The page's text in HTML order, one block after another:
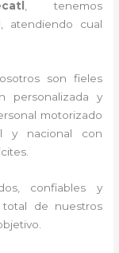
, tenemos
atendiendo cual
son fieles
personalizada y
motorizado
y nacional con
confiables y
total de nuestros